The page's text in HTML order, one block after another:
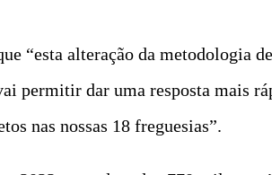
“esta alteração da metodologia
permitir dar uma resposta mais
nas nossas 18 freguesias”.